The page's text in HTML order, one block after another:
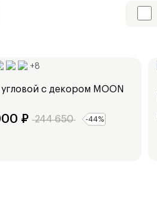
+8
с декором MOON
₽ 244 650 -44%